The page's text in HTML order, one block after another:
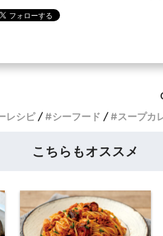
レシピ シーフード スープカ
こちらもオススメ